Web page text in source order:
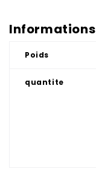
Poids
quantite